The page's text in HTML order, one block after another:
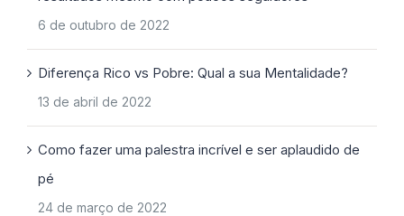
6 de outubro de 2022
Diferença Rico vs Pobre: Qual a sua Mentalidade?
13 de abril de 2022
Como fazer uma palestra incrível e ser aplaudido de
pé
24 de março de 2022